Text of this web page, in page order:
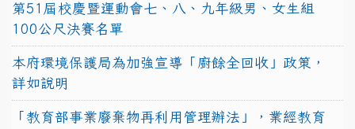
第51屆校慶暨運動會七、八、九年級男、女生組
100公尺決賽名單
本府環境保護局為加強宣導「廚餘全回收」政策，
詳如說明
「教育部事業廢棄物再利用管理辦法」，業經教育